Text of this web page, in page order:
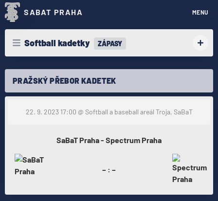
SABAT PRAHA MENU
Softball kadetky ZÁPASY
PRAŽSKÝ PŘEBOR KADETEK
22. 9. 2023 17:00 @ Softball a baseball areál Troja, SaBaT
SaBaT Praha - Spectrum Praha
– : –